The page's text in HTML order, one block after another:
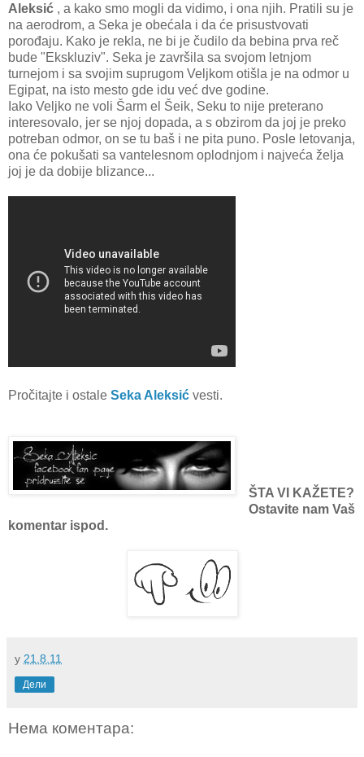
Aleksić , a kako smo mogli da vidimo, i ona njih. Pratili su je
na aerodrom, a Seka je obećala i da će prisustvovati
porođaju. Kako je rekla, ne bi je čudilo da bebina prva reč
bude "Ekskluziv". Seka je završila sa svojom letnjom
turnejom i sa svojim suprugom Veljkom otišla je na odmor u
Egipat, na isto mesto gde idu već dve godine.
Iako Veljko ne voli Šarm el Šeik, Seku to nije preterano
interesovalo, jer se njoj dopada, a s obzirom da joj je preko
potreban odmor, on se tu baš i ne pita puno. Posle letovanja,
ona će pokušati sa vantelesnom oplodnjom i najveća želja
joj je da dobije blizance...
Pročitajte i ostale Seka Aleksić vesti.
ŠTA VI KAŽETE?
Ostavite nam Vaš
komentar ispod.
у 21.8.11
Дели
Нема коментара: